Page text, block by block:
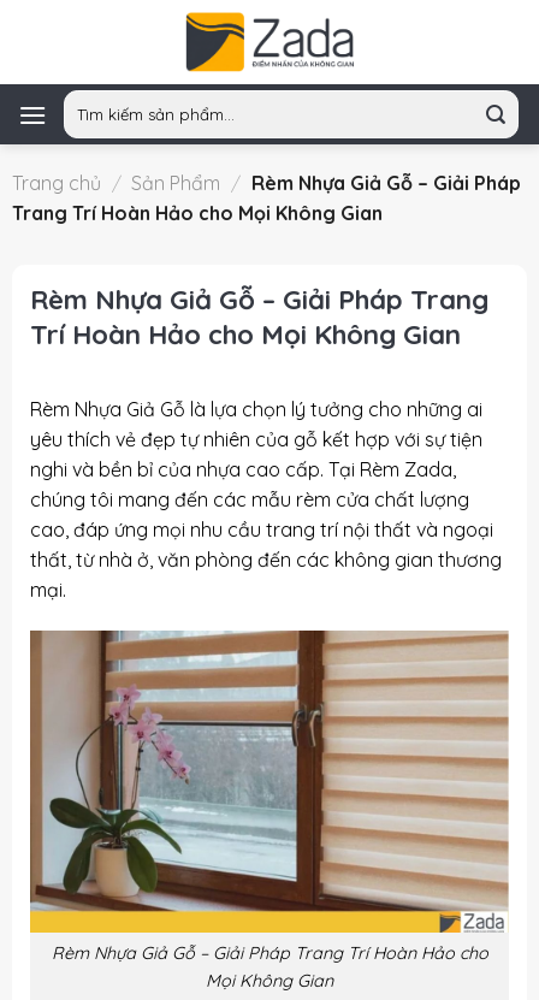
Tìm
kiếm:
Trang chủ / Sản Phẩm / Rèm Nhựa Giả Gỗ – Giải Pháp
Trang Trí Hoàn Hảo cho Mọi Không Gian
Rèm Nhựa Giả Gỗ – Giải Pháp Trang
Trí Hoàn Hảo cho Mọi Không Gian
Rèm Nhựa Giả Gỗ là lựa chọn lý tưởng cho những ai
yêu thích vẻ đẹp tự nhiên của gỗ kết hợp với sự tiện
nghi và bền bỉ của nhựa cao cấp. Tại Rèm Zada,
chúng tôi mang đến các mẫu rèm cửa chất lượng
cao, đáp ứng mọi nhu cầu trang trí nội thất và ngoại
thất, từ nhà ở, văn phòng đến các không gian thương
mại.
Rèm Nhựa Giả Gỗ – Giải Pháp Trang Trí Hoàn Hảo cho
Mọi Không Gian